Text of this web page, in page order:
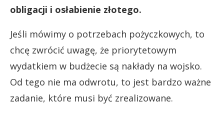
obligacji i osłabienie złotego.
Jeśli mówimy o potrzebach pożyczkowych, to
chcę zwrócić uwagę, że priorytetowym
wydatkiem w budżecie są nakłady na wojsko.
Od tego nie ma odwrotu, to jest bardzo ważne
zadanie, które musi być zrealizowane.